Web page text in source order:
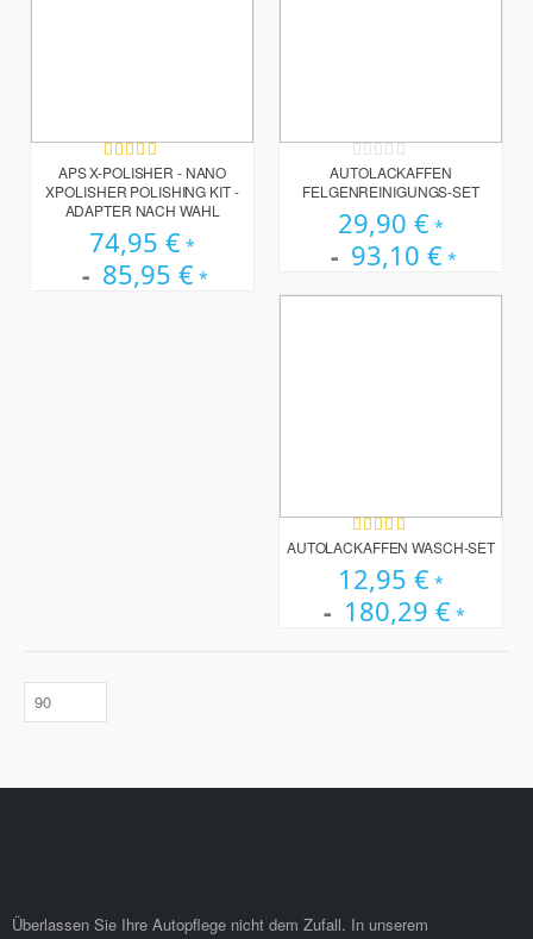
Bewertung:
100%
APS X-POLISHER - NANO
XPOLISHER POLISHING KIT -
ADAPTER NACH WAHL
74,95 €
85,95 €
Rating:
0%
AUTOLACKAFFEN
FELGENREINIGUNGS-SET
29,90 €
93,10 €
Bewertung:
100%
AUTOLACKAFFEN WASCH-SET
12,95 €
180,29 €
Überlassen Sie Ihre Autopflege nicht dem Zufall. In unserem